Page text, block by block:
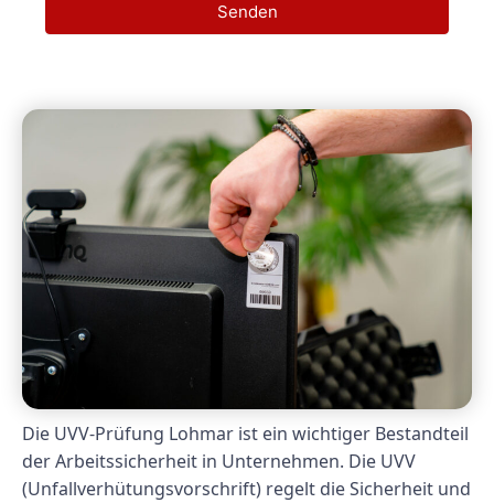
Senden
Die UVV-Prüfung Lohmar ist ein wichtiger Bestandteil
der Arbeitssicherheit in Unternehmen. Die UVV
(Unfallverhütungsvorschrift) regelt die Sicherheit und